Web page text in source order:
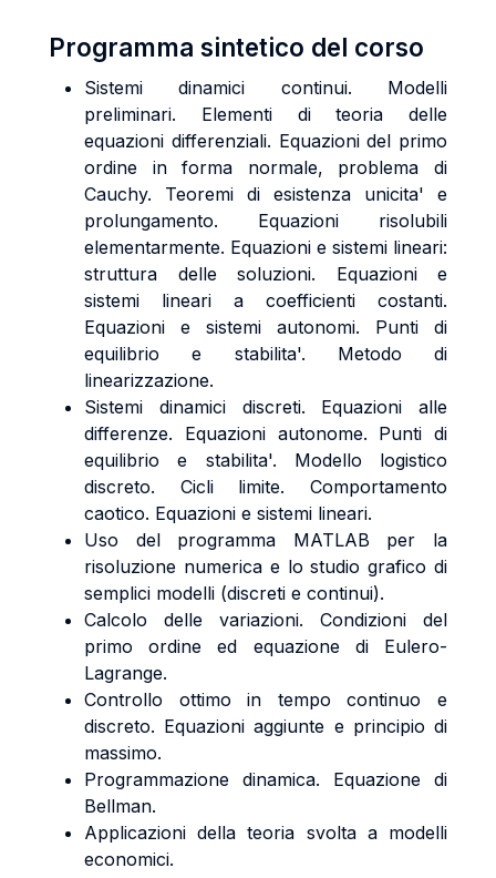
Programma sintetico del corso
Sistemi dinamici continui. Modelli
preliminari. Elementi di teoria delle
equazioni differenziali. Equazioni del primo
ordine in forma normale, problema di
Cauchy. Teoremi di esistenza unicita' e
prolungamento. Equazioni risolubili
elementarmente. Equazioni e sistemi lineari:
struttura delle soluzioni. Equazioni e
sistemi lineari a coefficienti costanti.
Equazioni e sistemi autonomi. Punti di
equilibrio e stabilita'. Metodo di
linearizzazione.
Sistemi dinamici discreti. Equazioni alle
differenze. Equazioni autonome. Punti di
equilibrio e stabilita'. Modello logistico
discreto. Cicli limite. Comportamento
caotico. Equazioni e sistemi lineari.
Uso del programma MATLAB per la
risoluzione numerica e lo studio grafico di
semplici modelli (discreti e continui).
Calcolo delle variazioni. Condizioni del
primo ordine ed equazione di Eulero-
Lagrange.
Controllo ottimo in tempo continuo e
discreto. Equazioni aggiunte e principio di
massimo.
Programmazione dinamica. Equazione di
Bellman.
Applicazioni della teoria svolta a modelli
economici.